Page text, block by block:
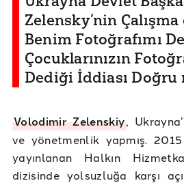
Zelensky’nin Çalışma
Benim Fotoğrafımı
Çocuklarınızın
Dediği İddiası Doğru
Volodimir Zelenskiy,
ve yönetmenlik yapmış. 2015
yayınlanan Halkın
dizisinde yolsuzluğa karşı